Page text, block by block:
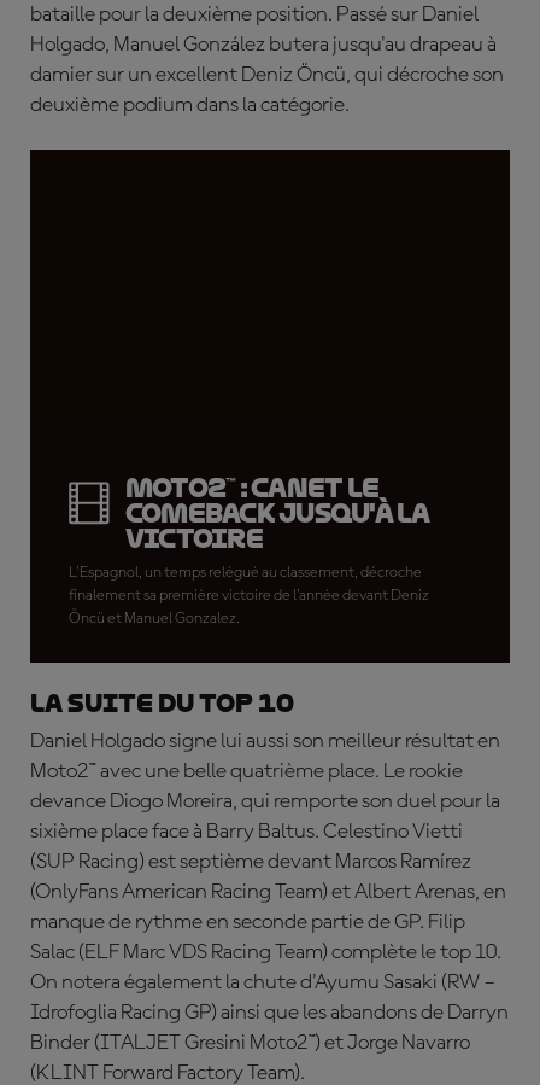
bataille pour la deuxième position. Passé sur Daniel
Holgado, Manuel González butera jusqu'au drapeau à
damier sur un excellent Deniz Öncü, qui décroche son
deuxième podium dans la catégorie.
Moto2™ : Canet le
comeback jusqu'à la
victoire
L'Espagnol, un temps relégué au classement, décroche
finalement sa première victoire de l'année devant Deniz
Öncü et Manuel Gonzalez.
La suite du top 10
Daniel Holgado signe lui aussi son meilleur résultat en
Moto2™ avec une belle quatrième place. Le rookie
devance Diogo Moreira, qui remporte son duel pour la
sixième place face à Barry Baltus. Celestino Vietti
(SUP Racing) est septième devant Marcos Ramírez
(OnlyFans American Racing Team) et Albert Arenas, en
manque de rythme en seconde partie de GP. Filip
Salac (ELF Marc VDS Racing Team) complète le top 10.
On notera également la chute d'Ayumu Sasaki (RW –
Idrofoglia Racing GP) ainsi que les abandons de Darryn
Binder (ITALJET Gresini Moto2™) et Jorge Navarro
(KLINT Forward Factory Team).